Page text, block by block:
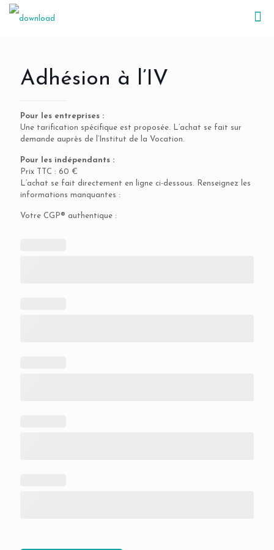
Adhésion à l’IV
Pour les entreprises :
Une tarification spécifique est proposée. L’achat se fait sur
demande auprès de l’Institut de la Vocation.
Pour les indépendants :
Prix TTC : 60 €
L’achat se fait directement en ligne ci-dessous. Renseignez les
informations manquantes :
Votre CGP® authentique :